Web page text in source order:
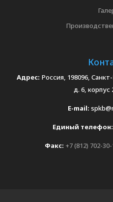
Адрес: Россия, 198096,
д. 6, корпус
E-mail:
Единый телефон:
Факс: +7 (812) 702-